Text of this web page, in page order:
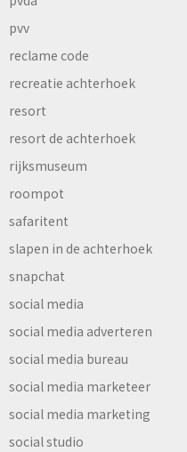
pvv
reclame code
recreatie achterhoek
resort
resort de achterhoek
rijksmuseum
roompot
safaritent
slapen in de achterhoek
snapchat
social media
social media adverteren
social media bureau
social media marketeer
social media marketing
social studio